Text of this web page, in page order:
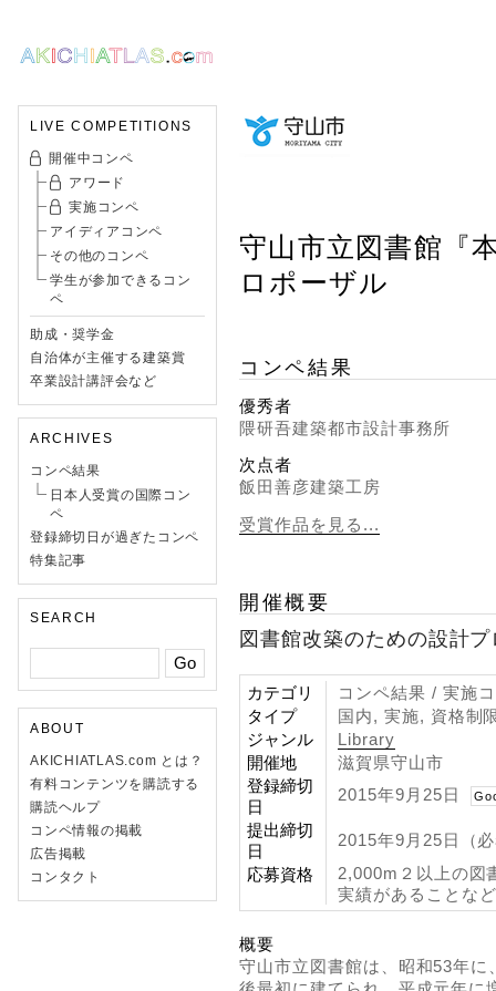
LIVE COMPETITIONS
開催中コンペ
アワード
実施コンペ
アイディアコンペ
その他のコンペ
学生が参加できるコン
ペ
助成・奨学金
自治体が主催する建築賞
卒業設計講評会など
ARCHIVES
コンペ結果
日本人受賞の国際コン
ペ
登録締切日が過ぎたコンペ
特集記事
SEARCH
ABOUT
AKICHIATLAS.com とは？
有料コンテンツを購読する
購読ヘルプ
コンペ情報の掲載
広告掲載
コンタクト
守山市立図書館『
ロポーザル
コンペ結果
優秀者
隈研吾建築都市設計事務所
次点者
飯田善彦建築工房
受賞作品を見る...
開催概要
図書館改築のための設計
カテゴリ
コンペ結果 / 実施
タイプ
国内, 実施, 資格制
ジャンル
Library
開催地
滋賀県守山市
登録締切
日
2015年9月25日
提出締切
日
2015年9月25日（
応募資格
2,000m２以上の図
実績があることなど
概要
守山市立図書館は、昭和53年